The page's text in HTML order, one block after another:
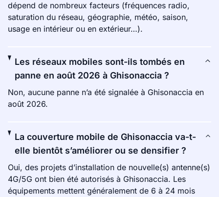
dépend de nombreux facteurs (fréquences radio,
saturation du réseau, géographie, météo, saison,
usage en intérieur ou en extérieur…).
Les réseaux mobiles sont-ils tombés en
panne en août 2026 à Ghisonaccia ?
Non, aucune panne n’a été signalée à Ghisonaccia en
août 2026.
La couverture mobile de Ghisonaccia va-t-
elle bientôt s’améliorer ou se densifier ?
Oui, des projets d’installation de nouvelle(s) antenne(s)
4G/5G ont bien été autorisés à Ghisonaccia. Les
équipements mettent généralement de 6 à 24 mois